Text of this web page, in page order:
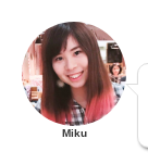
Miku